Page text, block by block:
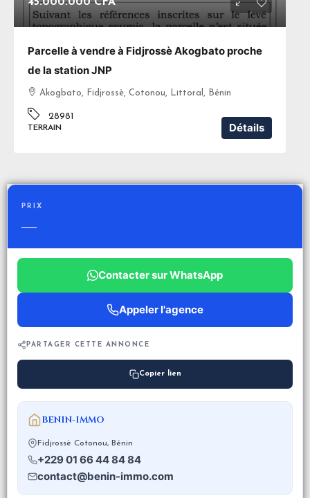
Parcelle à vendre à Fidjrossè Akogbato proche
de la station JNP
Akogbato, Fidjrossè, Cotonou, Littoral, Bénin
28981
TERRAIN Détails
PRIX
—
Contacter sur WhatsApp
Appeler l'agence
PARTAGER CETTE ANNONCE
Copier lien
BENIN-IMMO
Fidjrossè Cotonou, Bénin
+229 01 66 44 84 84
contact@benin-immo.com